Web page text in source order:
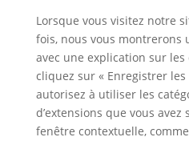
Lorsque vous visitez notre
fois, nous vous montrerons
avec une explication sur les
cliquez sur « Enregistrer
autorisez à utiliser les
d’extensions que vous
fenêtre contextuelle,